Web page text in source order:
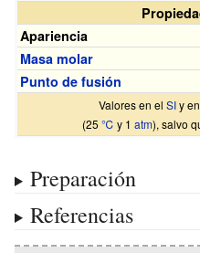
Apariencia
Masa molar
Punto de fusión
Valores en elSIy
(25℃ y 1atm), salvo
Preparación
Referencias